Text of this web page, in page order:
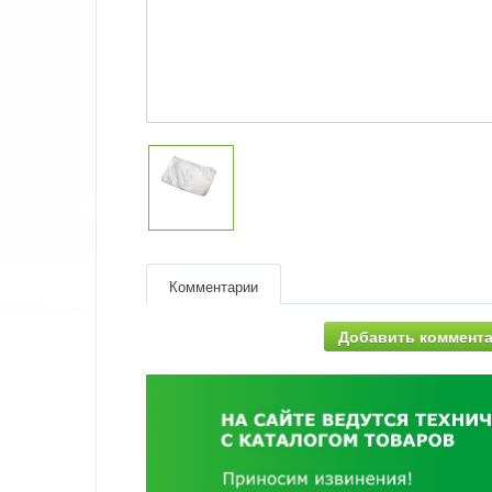
Комментарии
Добавить